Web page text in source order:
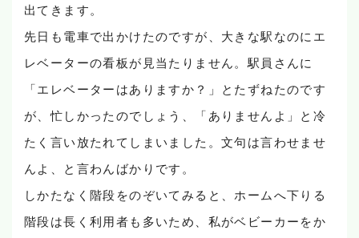
出てきます。
先日も電車で出かけたのですが、大きな駅なのにエ
レベーターの看板が見当たりません。駅員さんに
「エレベーターはありますか？」とたずねたのです
が、忙しかったのでしょう、「ありませんよ」と冷
たく言い放たれてしまいました。文句は言わせませ
んよ、と言わんばかりです。
しかたなく階段をのぞいてみると、ホームへ下りる
階段は長く利用者も多いため、私がベビーカーをか